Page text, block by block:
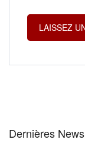
Dernières News